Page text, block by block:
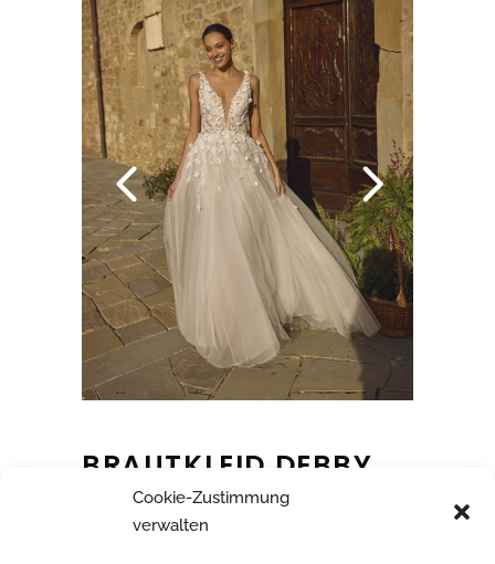
Cookie-Zustimmung
verwalten
BRAUTKLEID DEBBY